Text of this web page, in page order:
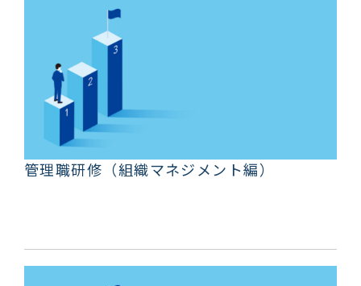
管理職研修（組織マネジメント編）